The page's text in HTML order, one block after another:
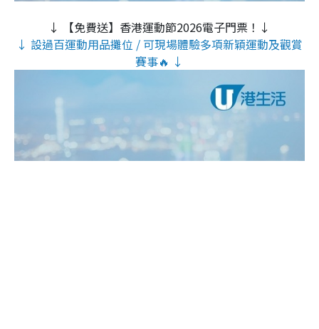
↓ 【免費送】香港運動節2026電子門票！↓
↓ 設過百運動用品攤位 / 可現場體驗多項新穎運動及觀賞
賽事🔥 ↓